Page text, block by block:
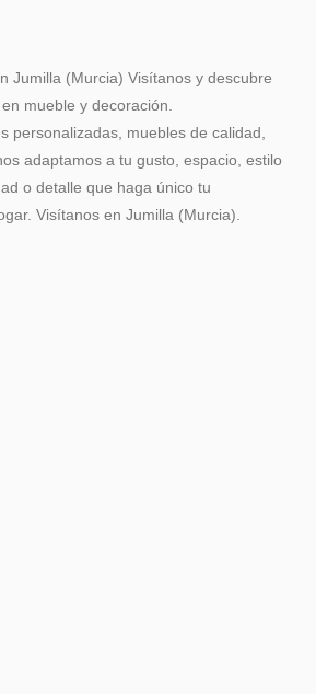
Jumilla (Murcia) Visítanos y descubre
mueble y decoración.
personalizadas, muebles de calidad,
adaptamos a tu gusto, espacio, estilo
o detalle que haga único tu
Visítanos en Jumilla (Murcia).